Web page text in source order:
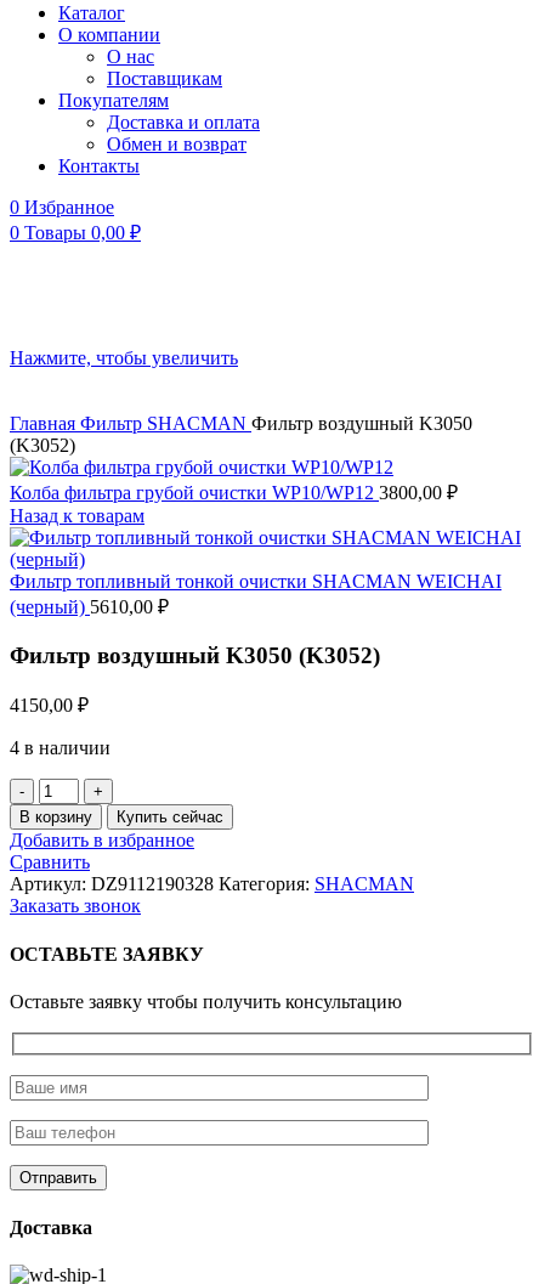
Каталог
О компании
О нас
Поставщикам
Покупателям
Доставка и оплата
Обмен и возврат
Контакты
0 Избранное
0 Товары 0,00 ₽
Нажмите, чтобы увеличить
Главная Фильтр SHACMAN Фильтр воздушный K3050
(K3052)
Колба фильтра грубой очистки WP10/WP12 3800,00 ₽
Назад к товарам
Фильтр топливный тонкой очистки SHACMAN WEICHAI
(черный) 5610,00 ₽
Фильтр воздушный K3050 (K3052)
4150,00 ₽
4 в наличии
Количество
товара
Фильтр
воздушный
K3050
(K3052)
В корзину Купить сейчас
Добавить в избранное
Сравнить
Артикул: DZ9112190328 Категория: SHACMAN
Заказать звонок
ОСТАВЬТЕ ЗАЯВКУ
Оставьте заявку чтобы получить консультацию
Доставка